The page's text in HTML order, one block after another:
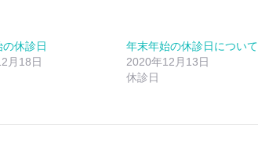
休診日
月18日
年末年始の休診日について
2020年12月13日
休診日